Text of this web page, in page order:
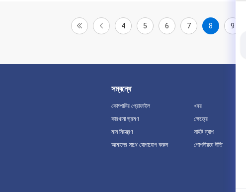
4 5 6 7 8 9
সম্বন্ধে
কোম্পানির প্রোফাইল
কারখানা ভ্রমণ
মান নিয়ন্ত্রণ
আমাদের সাথে যোগাযোগ করুন
খবর
ক্ষেত্রে
সাইট ম্যাপ
গোপনীয়তা নীতি